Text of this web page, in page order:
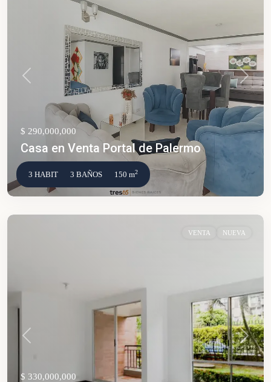
Anterior
$ 290,000,000
Casa en Venta Portal de Palermo
3 HABIT 3 BAÑOS 150 m2
VENTA NUEVA
Anterior
$ 330,000,000